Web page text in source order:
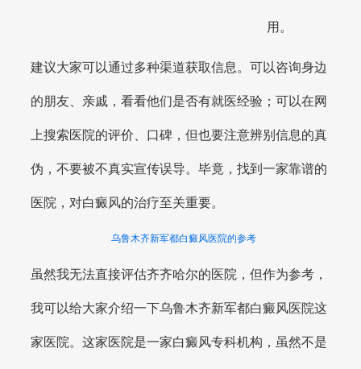
用。
建议大家可以通过多种渠道获取信息。可以咨询身边
的朋友、亲戚，看看他们是否有就医经验；可以在网
上搜索医院的评价、口碑，但也要注意辨别信息的真
伪，不要被不真实宣传误导。毕竟，找到一家靠谱的
医院，对白癜风的治疗至关重要。
乌鲁木齐新军都白癜风医院的参考
虽然我无法直接评估齐齐哈尔的医院，但作为参考，
我可以给大家介绍一下乌鲁木齐新军都白癜风医院这
家医院。这家医院是一家白癜风专科机构，虽然不是